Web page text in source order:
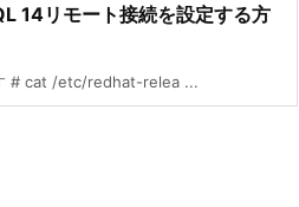
14リモート接続を設定する方
# cat /etc/redhat-relea ...